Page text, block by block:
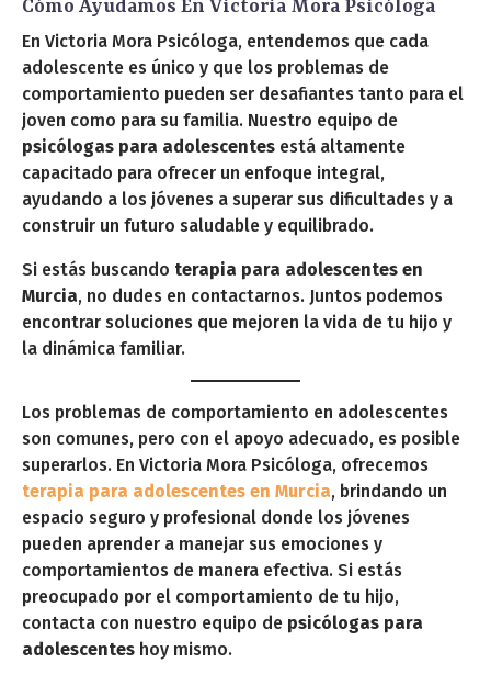
Cómo Ayudamos En Victoria Mora Psicóloga
En Victoria Mora Psicóloga, entendemos que cada
adolescente es único y que los problemas de
comportamiento pueden ser desafiantes tanto para el
joven como para su familia. Nuestro equipo de
psicólogas para adolescentes está altamente
capacitado para ofrecer un enfoque integral,
ayudando a los jóvenes a superar sus dificultades y a
construir un futuro saludable y equilibrado.
Si estás buscando terapia para adolescentes en
Murcia, no dudes en contactarnos. Juntos podemos
encontrar soluciones que mejoren la vida de tu hijo y
la dinámica familiar.
Los problemas de comportamiento en adolescentes
son comunes, pero con el apoyo adecuado, es posible
superarlos. En Victoria Mora Psicóloga, ofrecemos
terapia para adolescentes en Murcia, brindando un
espacio seguro y profesional donde los jóvenes
pueden aprender a manejar sus emociones y
comportamientos de manera efectiva. Si estás
preocupado por el comportamiento de tu hijo,
contacta con nuestro equipo de psicólogas para
adolescentes hoy mismo.